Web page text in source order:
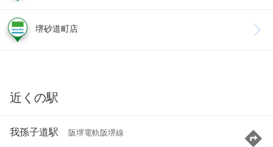
堺砂道町店
近くの駅
我孫子道駅 阪堺電軌阪堺線